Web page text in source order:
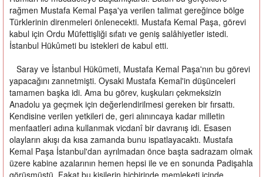
rağmen Mustafa Kemal Paşa'ya verilen talimat gereğince bölge
Türklerinin direnmeleri önlenecekti. Mustafa Kemal Paşa, görevi
kabul için Ordu Müfettişliği sıfatı ve geniş salâhiyetler istedi.
İstanbul Hükûmeti bu istekleri de kabul etti.
Saray ve İstanbul Hükümeti, Mustafa Kemal Paşa'nın bu görevi
yapacağını zannetmişti. Oysaki Mustafa Kemal'in düşünceleri
tamamen başka idi. Ama bu görev, kuşkuları çekmeksizin
Anadolu ya geçmek için değerlendirilmesi gereken bir fırsattı.
Kendisine verilen yetkileri de, geri alınıncaya kadar milletin
menfaatleri adına kullanmak vicdanî bir davranış idi. Esasen
olayların akışı da kısa zamanda bunu ispatlayacaktı. Mustafa
Kemal Paşa İstanbul'dan ayrılmadan önce başta sadrazam olmak
üzere kabine azalarının hemen hepsi ile ve en sonunda Padişahla
görüşmüştü. Fakat bu kişilerin hiçbirinde memleketi içinde